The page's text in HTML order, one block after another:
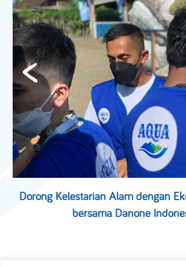
Dorong Kelestarian Alam dengan
bersama Danone